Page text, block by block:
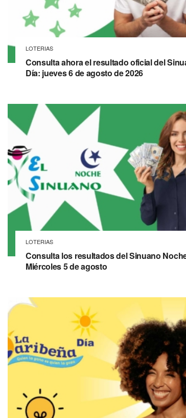
LOTERIAS
Consulta ahora el resultado oficial del
Día: jueves 6 de agosto de 2026
LOTERIAS
Consulta los resultados del Sinuano
Miércoles 5 de agosto